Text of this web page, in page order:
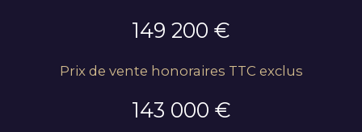
149 200 €
Prix de vente honoraires TTC exclus
143 000 €